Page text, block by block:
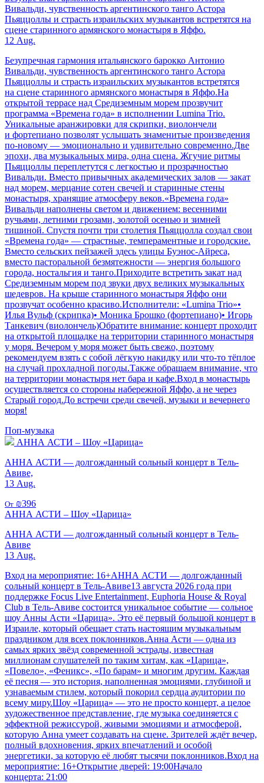
Вивальди, чувственность аргентинского танго Астора
Пьяццоллы и страсть израильских музыкантов встретятся на
сцене старинного армянского монастыря в Яффо.
12 Aug.
Безупречная гармония итальянского барокко Антонио
Вивальди, чувственность аргентинского танго Астора
Пьяццоллы и страсть израильских музыкантов встретятся
на сцене старинного армянского монастыря в Яффо.На
открытой террасе над Средиземным морем прозвучит
программа «Времена года» в исполнении Lumina Trio.
Уникальные аранжировки для скрипки, виолончели
и фортепиано позволят услышать знаменитые произведения
по-новому — эмоционально и удивительно современно.Две
эпохи, два музыкальных мира, одна сцена. Жгучие ритмы
Пьяццоллы переплетутся с легкостью и прозрачностью
Вивальди. Вместо привычных академических залов — закат
над морем, мерцание сотен свечей и старинные стены
монастыря, хранящие атмосферу веков.«Времена года»
Вивальди наполнены светом и движением: весенними
ручьями, летними грозами, золотой осенью и зимней
тишиной. Спустя почти три столетия Пьяццолла создал свои
«Времена года» — страстные, темпераментные и городские.
Вместо сельских пейзажей здесь улицы Буэнос-Айреса,
вместо пасторальной безмятежности — энергия большого
города, ностальгия и танго.Приходите встретить закат над
Средиземным морем под звуки двух великих музыкальных
шедевров. На крыше старинного монастыря Яффо они
прозвучат особенно красиво.Исполнители: «Lumina Trio»•
Илья Вульф (скрипка)• Моника Брошко (фортепиано)• Игорь
Танкевич (виолончель)Обратите внимание: концерт проходит
на открытой площадке на территории старинного монастыря
у моря. Вечером у моря может быть свежо, поэтому
рекомендуем взять с собой лёгкую накидку или что-то тёплое
на случай прохладной погоды.Также обращаем внимание, что
на территории монастыря нет бара и кафе.Вход в монастырь
осуществляется со стороны набережной Яффо, а не через
Старый город.До встречи среди свечей, музыки и вечернего
моря!
Поп-музыка
АННА АСТИ – Шоу «Царица»
АННА АСТИ — долгожданный сольный концерт в Тель-
Авиве,
13 Aug.
От ₪396
АННА АСТИ – Шоу «Царица»
АННА АСТИ — долгожданный сольный концерт в Тель-
Авиве
13 Aug.
Вход на мероприятие: 16+АННА АСТИ — долгожданный
сольный концерт в Тель-Авиве13 августа 2026 года при
поддержке Focus Live Entertainment, Euphoria House & Royal
Club в Тель-Авиве состоится уникальное событие — сольное
шоу Анны Асти «Царица». Это её первый большой концерт в
Израиле, который обещает стать настоящим музыкальным
праздником для всех поклонников.Анна Асти — одна из
самых ярких звёзд современной эстрады, известная
миллионам слушателей по таким хитам, как «Царица»,
«Повело», «Феникс», «По барам» и многим другим. Каждая
её песня — это история, наполненная эмоциями, глубиной и
узнаваемым стилем, который покорил сердца аудитории по
всему миру.Шоу «Царица» — это не просто концерт, а целое
художественное представление, где музыка соединяется с
эффектной режиссурой, живыми эмоциями и атмосферой,
которую Анна умеет создавать на сцене. Зрителей ждёт вечер,
полный вдохновения, ярких впечатлений и особой
энергетики, за которую её любят тысячи поклонников.Вход на
мероприятие: 16+Открытие дверей: 19:00Начало
концерта: 21:00